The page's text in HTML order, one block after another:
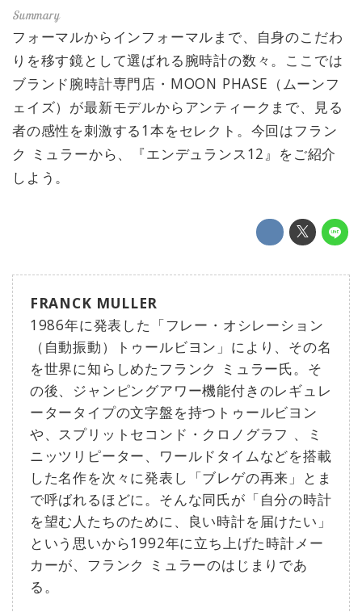
フォーマルからインフォーマルまで、自身のこだわ
りを移す鏡として選ばれる腕時計の数々。ここでは
ブランド腕時計専門店・MOON PHASE（ムーンフ
ェイズ）が最新モデルからアンティークまで、見る
者の感性を刺激する1本をセレクト。今回はフラン
ク ミュラーから、『エンデュランス12』をご紹介
しよう。
FRANCK MULLER
1986年に発表した「フレー・オシレーション
（自動振動）トゥールビヨン」により、その名
を世界に知らしめたフランク ミュラー氏。そ
の後、ジャンピングアワー機能付きのレギュレ
ータータイプの文字盤を持つトゥールビヨン
や、スプリットセコンド・クロノグラフ 、ミ
ニッツリピーター、ワールドタイムなどを搭載
した名作を次々に発表し「ブレゲの再来」とま
で呼ばれるほどに。そんな同氏が「自分の時計
を望む人たちのために、良い時計を届けたい」
という思いから1992年に立ち上げた時計メー
カーが、フランク ミュラーのはじまりであ
る。